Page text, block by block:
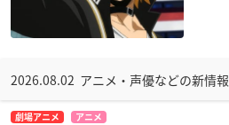
2026.08.02 アニメ・声優などの新情報
劇場アニメ アニメ